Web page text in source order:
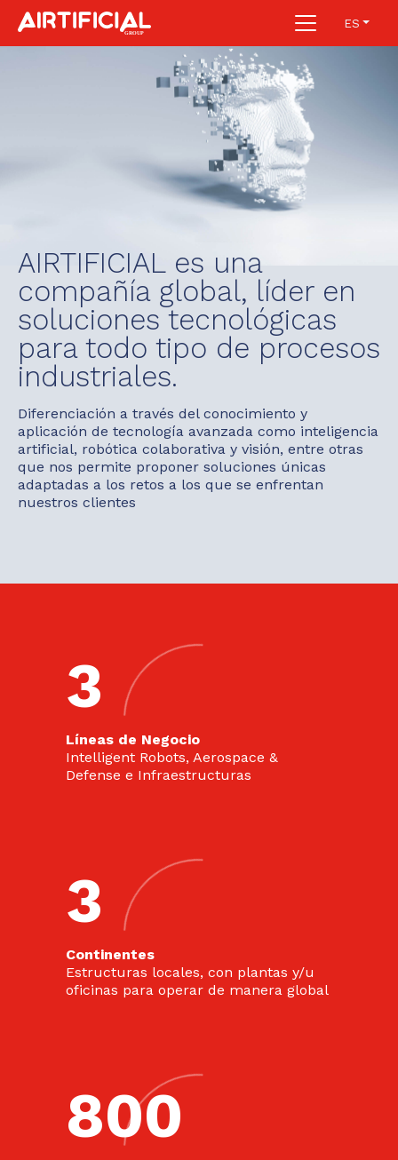
ES
AIRTIFICIAL es una
compañía global, líder en
soluciones tecnológicas
para todo tipo de procesos
industriales.
Diferenciación a través del conocimiento y
aplicación de tecnología avanzada como inteligencia
artificial, robótica colaborativa y visión, entre otras
que nos permite proponer soluciones únicas
adaptadas a los retos a los que se enfrentan
nuestros clientes
3
Líneas de Negocio
Intelligent Robots, Aerospace &
Defense e Infraestructuras
3
Continentes
Estructuras locales, con plantas y/u
oficinas para operar de manera global
800